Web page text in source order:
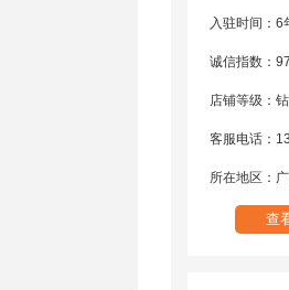
入驻时间：6
诚信指数：
店铺等级：
客服电话：
所在地区：
查